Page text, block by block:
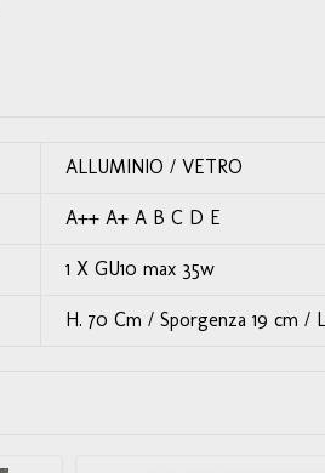
ALLUMINIO / VETRO
A++ A+ A B C D E
1 X GU10 max 35w
H. 70 Cm / Sporgenza 19 cm /